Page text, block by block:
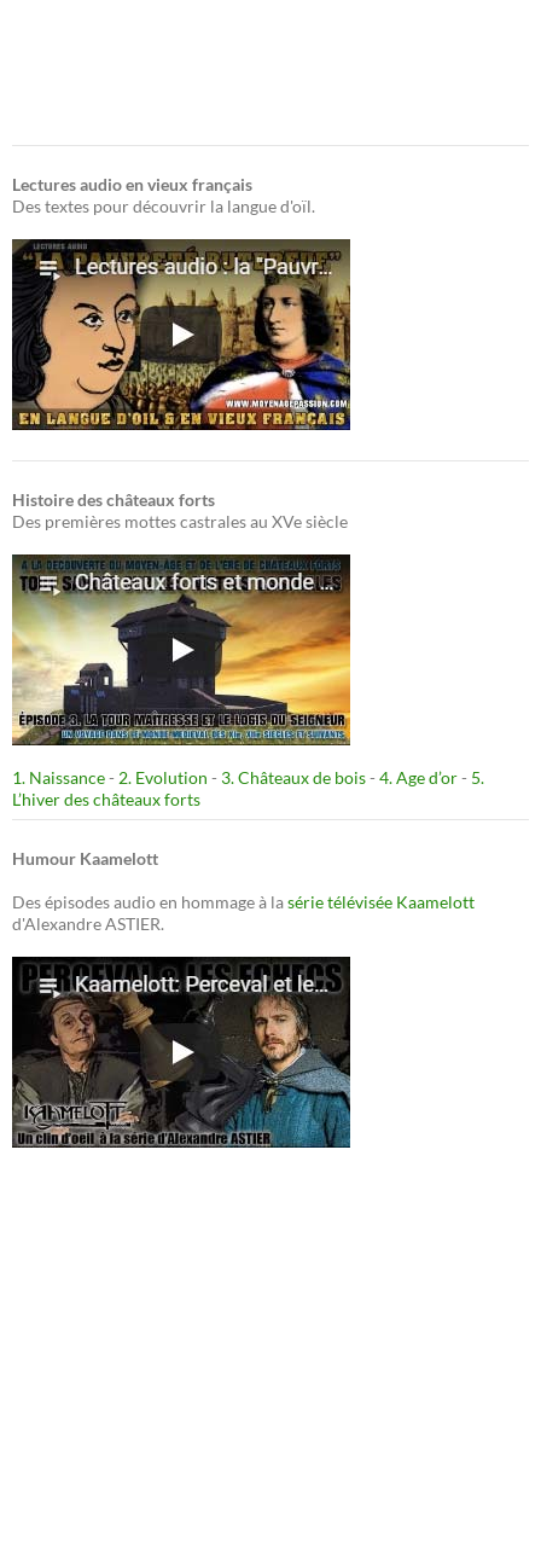
Lectures audio en vieux français
Des textes pour découvrir la langue d'oïl.
Histoire des châteaux forts
Des premières mottes castrales au XVe siècle
1. Naissance- 2. Evolution - 3. Châteaux de bois- 4. Age d’or- 5.
L’hiver des châteaux forts
Humour Kaamelott
Des épisodes audio en hommage à lasérie télévisée Kaamelott
d'Alexandre ASTIER.